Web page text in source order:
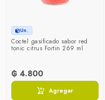
Un.
Coctel gasificado sabor red
tonic citrus Fortin 269 ml
₲ 4.800
Agregar